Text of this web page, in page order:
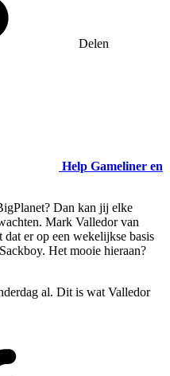
Delen
Help Gameliner en
Dan kan jij elke
Mark Valledor van
er op een wekelijkse basis
Het mooie hieraan?
al. Dit is wat Valledor